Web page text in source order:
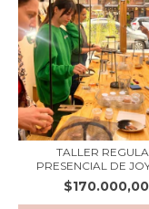
TALLER
PRESENCIAL DE
202...
$170.000,00